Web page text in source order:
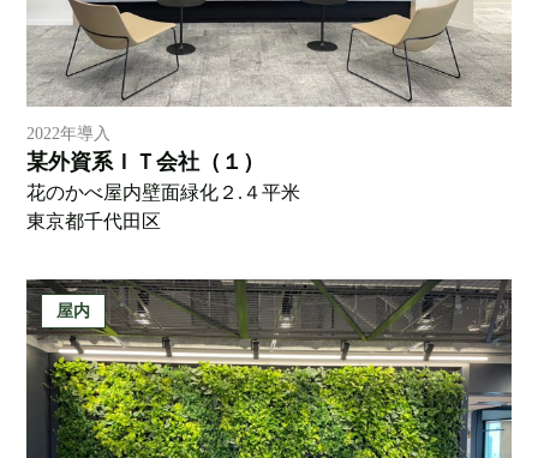
2022年導入
某外資系ＩＴ会社（１）
花のかべ屋内壁面緑化２.４平米
東京都千代田区
屋内